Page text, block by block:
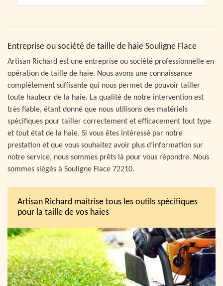
Entreprise ou société de taille de haie Souligne Flace
Artisan Richard est une entreprise ou société professionnelle en
opération de taille de haie. Nous avons une connaissance
complètement suffisante qui nous permet de pouvoir tailler
toute hauteur de la haie. La qualité de notre intervention est
très fiable, étant donné que nous utilisons des matériels
spécifiques pour tailler correctement et efficacement tout type
et tout état de la haie. Si vous êtes intéressé par notre
prestation et que vous souhaitez avoir plus d’information sur
notre service, nous sommes prêts là pour vous répondre. Nous
sommes siégés à Souligne Flace 72210.
Artisan Richard maitrise tous les outils spécifiques
pour la taille de vos haies